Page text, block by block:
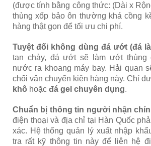
(được tính bằng công thức: (Dài x
thùng xốp bảo ôn thường khá cồng
hàng thật gọn để tối ưu chi phí.
Tuyệt đối không dùng đá ướt (đá
tan chảy, đá ướt sẽ làm ướt thùng
nước ra khoang máy bay. Hải quan
chối vận chuyển kiện hàng này. Chỉ
khô hoặc đá gel chuyên dụng.
Chuẩn bị thông tin người nhận
điện thoại và địa chỉ tại Hàn Quốc
xác. Hệ thống quản lý xuất nhập
tra rất kỹ thông tin này để liên hệ